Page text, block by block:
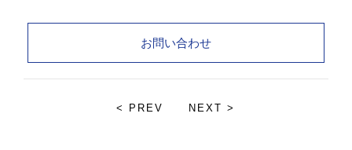
お問い合わせ
< PREV NEXT >